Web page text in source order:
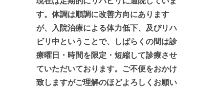
す。体調は順調に改善方向にあります
が、入院治療による体力低下、及びリハ
ビリ中ということで、しばらくの間は診
療曜日・時間を限定・短縮して診療させ
ていただいております。ご不便をおかけ
致しますがご理解のほどよろしくお願い